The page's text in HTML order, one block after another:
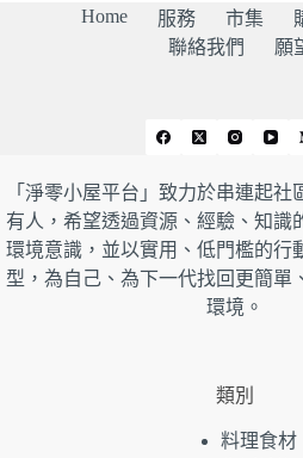
Home 服務 市集
聯絡我們
願
「淨零小屋平台」致力於串連起社
有人，希望透過資源、經驗、知識
環境意識，並以實用、低門檻的行
型，為自己、為下一代找回更簡單
環境。
類別
料理食材